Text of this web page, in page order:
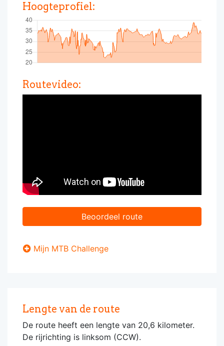
Hoogteprofiel:
Routevideo:
Beoordeel route
Mijn MTB Challenge
Lengte van de route
De route heeft een lengte van 20,6 kilometer.
De rijrichting is linksom (CCW).